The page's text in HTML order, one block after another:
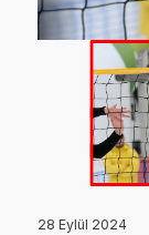
28 Eylül 2024